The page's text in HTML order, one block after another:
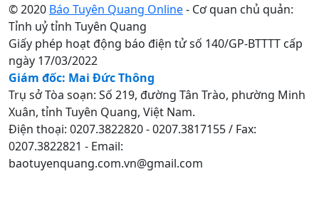
© 2020 Báo Tuyên Quang Online- Cơ quan chủ quản:
Tỉnh uỷ tỉnh Tuyên Quang
Giấy phép hoạt động báo điện tử số 140/GP-BTTTT cấp
ngày 17/03/2022
Giám đốc: Mai Đức Thông
Trụ sở Tòa soạn: Số 219, đường Tân Trào, phường Minh
Xuân, tỉnh Tuyên Quang, Việt Nam.
Điện thoại: 0207.3822820 - 0207.3817155 / Fax:
0207.3822821 - Email:
baotuyenquang.com.vn@gmail.com